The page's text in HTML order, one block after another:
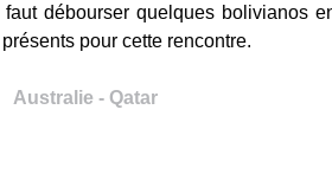
débourser quelques bolivianos
pour cette rencontre.
Australie - Qatar